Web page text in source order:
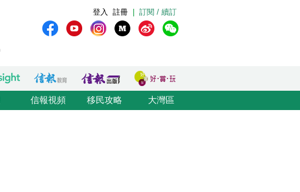
訂閱 / 續訂
註冊
登入
信報視頻 移民攻略 大灣區